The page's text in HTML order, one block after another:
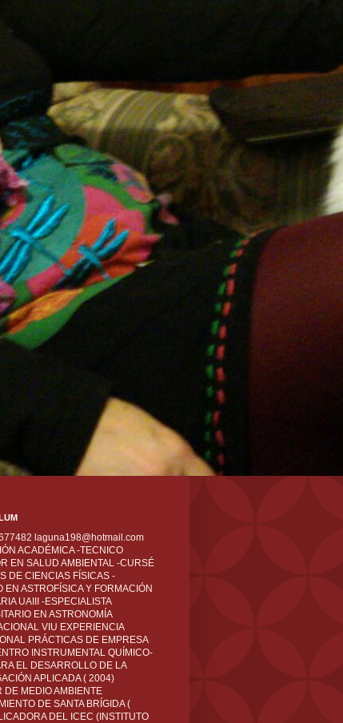
laguna198@hotmail.com
ACADÉMICA -TECNICO
EN SALUD AMBIENTAL -CURSÉ
DE CIENCIAS FÍSICAS -
EN ASTROFÍSICA Y FORMACIÓN
UAIII -ESPECIALISTA
EN ASTRONOMÍA
VIU EXPERIENCIA
PRÁCTICAS DE EMPRESA
INSTRUMENTAL QUÍMICO-
EL DESARROLLO DE LA
APLICADA ( 2004)
DE MEDIO AMBIENTE
DE SANTA BRÍGIDA (
DEL ICEC (INSTITUTO